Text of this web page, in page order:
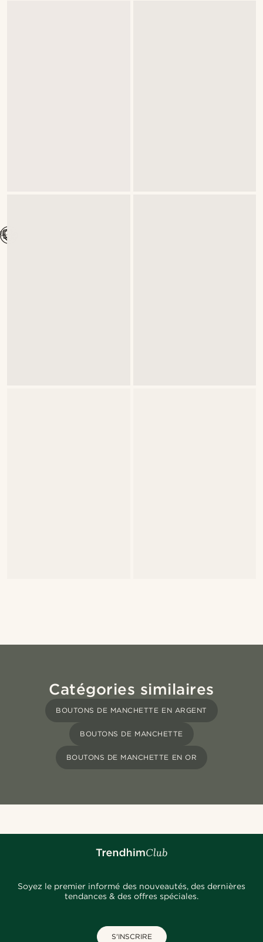
Catégories similaires
BOUTONS DE MANCHETTE EN ARGENT
BOUTONS DE MANCHETTE
BOUTONS DE MANCHETTE EN OR
Soyez le premier informé des nouveautés, des dernières
tendances & des offres spéciales.
S'INSCRIRE